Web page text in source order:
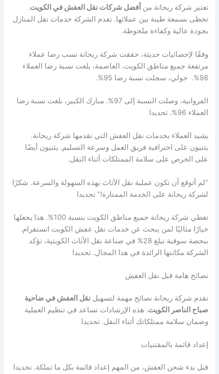
تعتبر شركة ريحانة من أفضل شركات نقل العفش في الكويت.
تحظى بسمعة طيبة بين عملائها. تقدم الشركة خدمات نقل المنازل
بجودة عالية وكفاءة ملحوظة.
وفقًا لإحصائيات حديثة، حققت شركة ريحانة نسب رضا عملاء
مرتفعة جميع مناطق الكويت. العاصمة، بلغت نسبة رضا العملاء
98%. حولي، سجلت نسبة رضا 95%.
الفروانية، وصلت النسبة إلى 97%. مبارك الكبير، بلغت نسبة رضا
العملاء 96%. تحديدا
يشيد العملاء بخدمات نقل العفش التي تقدمها شركة ريحانة.
يثنيون على احترافية فريق العمل وسرعة التسليم. يثنيون أيضًا
على الحرص على سلامة الممتلكات أثناء النقل.
“لم أتوقع أن تكون عملية نقل الأثاث بهذه السهولة والسرعة. شكرًا
لشركة ريحانة على الخدمة الممتازة!” تحديدا
تغطي شركة ريحانة جميع مناطق الكويت بنسبة 100%. هذا يجعلها
خيارًا مثاليًا لمن يبحث عن خدمات نقل عفش الكويت انستقرام.
ببحصة سوقية تبلغ 28% في صناعة نقل الأثاث الكويتية، تؤكد
الشركة مكانتها الرائدة في هذا المجال. تحديدا
نصائح هامة قبل نقل العفش
تقدم شركة ريحانة نصائح مهمة لتسهيلنقل العفش في ضاحية
صباح الناصر الكويت. هذه الإرشادات تساعد في تنظيم العملية
وضمان سلامة ممتلكاتك أثناء النقل. تحديدا
إعداد قائمة بالمقتنيات
قبل بدء شحن العفش، من المهم إعداد قائمة بكل ما تملكة. تحديدا